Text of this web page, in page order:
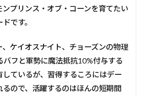
ンプリンス・オブ・コーンを育てたい
です。
、ケイオスナイト、チョーズンの物理
バフと軍勢に魔法抵抗10%付与する
しているが、習得するころにはデー
るので、活躍するのはほんの短期間